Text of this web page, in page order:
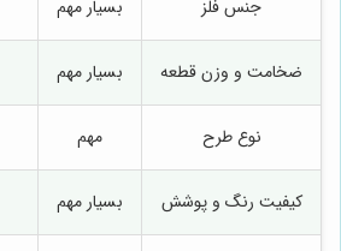
جنس فلز بسیار مهم
ضخامت و وزن قطعه بسیار مهم
نوع طرح مهم
کیفیت رنگ و پوشش بسیار مهم